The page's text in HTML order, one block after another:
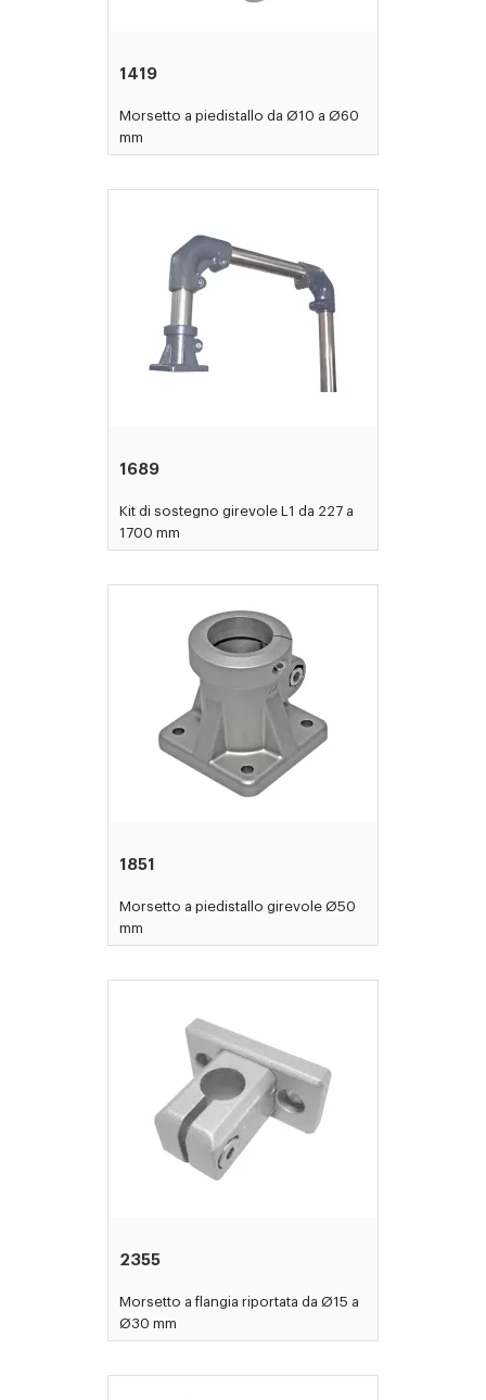
1419
Morsetto a piedistallo da Ø10 a Ø60
mm
1689
Kit di sostegno girevole L1 da 227 a
1700 mm
1851
Morsetto a piedistallo girevole Ø50
mm
2355
Morsetto a flangia riportata da Ø15 a
Ø30 mm